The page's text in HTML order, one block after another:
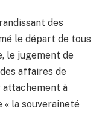
des
le départ de tous
le jugement de
affaires de
à
la souveraineté